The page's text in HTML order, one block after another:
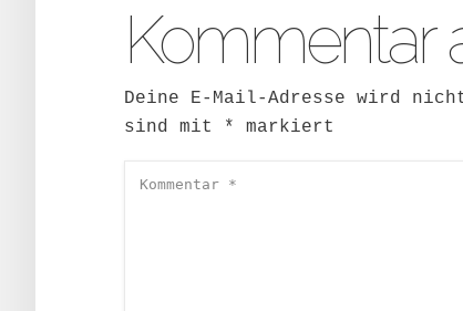
Kommentar
Deine E-Mail-Adresse wird
sind mit
* markiert